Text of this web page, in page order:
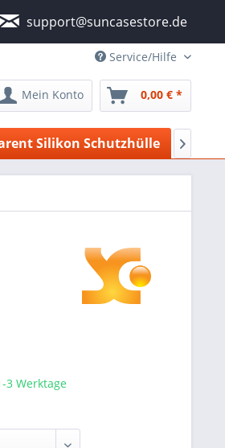
support@suncasestore.de
Service/Hilfe
Mein Konto 0,00 € *
Silikon Schutzhülle Flip-

3 Werktage